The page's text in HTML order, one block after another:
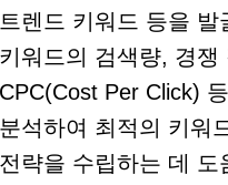
트렌드 키워드 등을 발
키워드의 검색량, 경쟁
CPC(Cost Per Click)
분석하여 최적의 키워
전략을 수립하는 데 도